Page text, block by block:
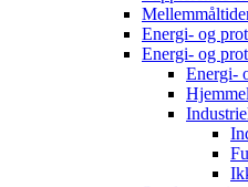
Energi- og
Energi- og
Energi-